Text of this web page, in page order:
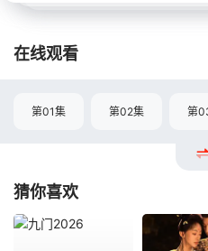
在线观看
第01集 第02集 第
猜你喜欢